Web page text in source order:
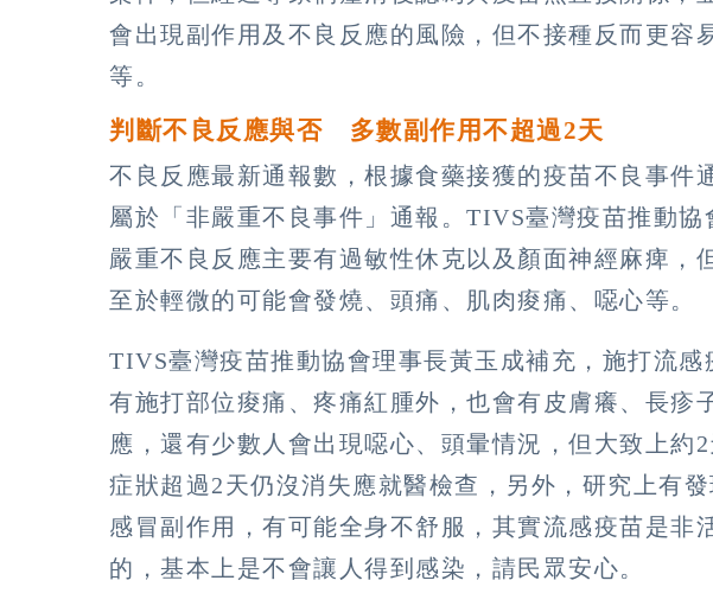
會出現副作用及不良反應的風險，但不接種反而更容
等。
判斷不良反應與否 多數副作用不超過2天
不良反應最新通報數，根據食藥接獲的疫苗不良事件
屬於「非嚴重不良事件」通報。TIVS臺灣疫苗推動協
嚴重不良反應主要有過敏性休克以及顏面神經麻痺，
至於輕微的可能會發燒、頭痛、肌肉痠痛、噁心等。
TIVS臺灣疫苗推動協會理事長黃玉成補充，施打流感
有施打部位痠痛、疼痛紅腫外，也會有皮膚癢、長疹
應，還有少數人會出現噁心、頭暈情況，但大致上約
症狀超過2天仍沒消失應就醫檢查，另外，研究上有
感冒副作用，有可能全身不舒服，其實流感疫苗是非
的，基本上是不會讓人得到感染，請民眾安心。